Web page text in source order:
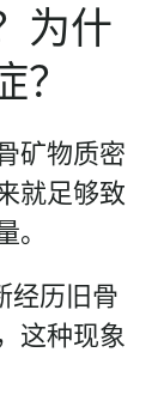
为什
？
矿物质密
就足够致
。
经历旧骨
这种现象